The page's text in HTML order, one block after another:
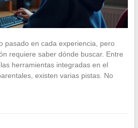
pasado en cada experiencia, pero
requiere saber dónde buscar. Entre
herramientas integradas en el
existen varias pistas. No